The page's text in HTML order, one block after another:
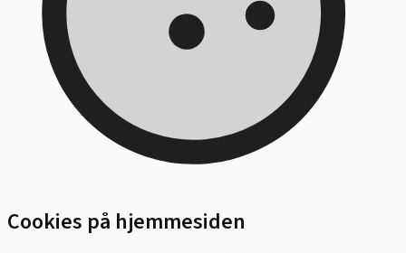
Cookies på hjemmesiden